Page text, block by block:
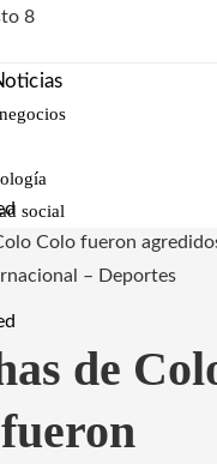
8
social
Colo fueron
– Deportes
de